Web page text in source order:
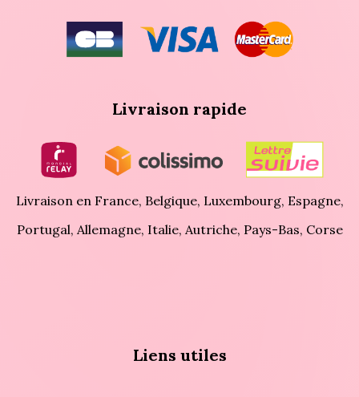
Livraison rapide
Livraison en France, Belgique, Luxembourg, Espagne,
Portugal, Allemagne, Italie, Autriche, Pays-Bas, Corse
Liens utiles